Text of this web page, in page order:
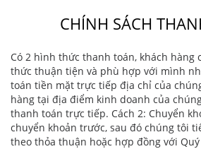
CHÍNH SÁCH
Có 2 hình thức thanh toán, khách hàng
thức thuận tiện và phù hợp với mình
toán tiền mặt trực tiếp địa chỉ của
hàng tại địa điểm kinh doanh của
thanh toán trực tiếp. Cách 2: Chuyển
chuyển khoản trước, sau đó chúng tôi
theo thỏa thuận hoặc hợp đồng với